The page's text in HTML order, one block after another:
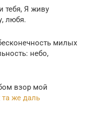
тебя, Я живу
любя.
милых
небо,
взор мой
та же даль